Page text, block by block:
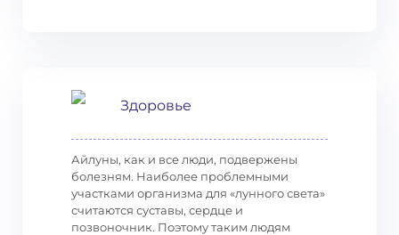
Здоровье
Айлуны, как и все люди, подвержены
болезням. Наиболее проблемными
участками организма для «лунного света»
считаются суставы, сердце и
позвоночник. Поэтому таким людям